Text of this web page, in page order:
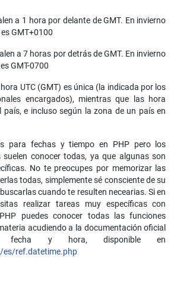
a 1 hora por delante de GMT. En invierno
GMT+0100
a 7 horas por detrás de GMT. En invierno
GMT-0700
UTC (GMT) es única (la indicada por los
encargados), mientras que las hora
país, e incluso según la zona de un país en
para fechas y tiempo en PHP pero los
conocer todas, ya que algunas son
No te preocupes por memorizar las
todas, simplemente sé consciente de su
cuando te resulten necearias. Si en
realizar tareas muy específicas con
puedes conocer todas las funciones
acudiendo a la documentación oficial
fecha y hora, disponible en
ref.datetime.php